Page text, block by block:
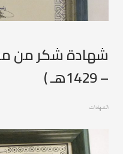
– 1429هـ )
الشهادات